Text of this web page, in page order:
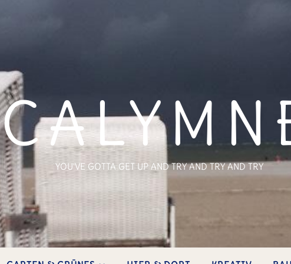
YOU'VE GOTTA GET UP AND TRY AND TRY AND TRY